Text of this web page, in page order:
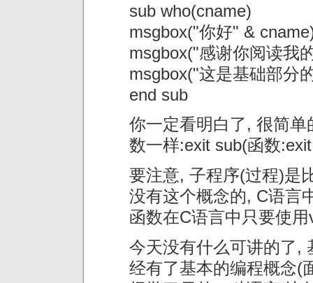
sub who(cname)
msgbox("你好" &
msgbox("感谢你阅读我
msgbox("这是基础部分
end sub
你一定看明白了, 很简
数一样:exit sub(函数
要注意, 子程序(过程)是
没有这个概念的, C语言
函数在C语言中只要使
今天没有什么可讲的了,
经有了基本的编程概念(